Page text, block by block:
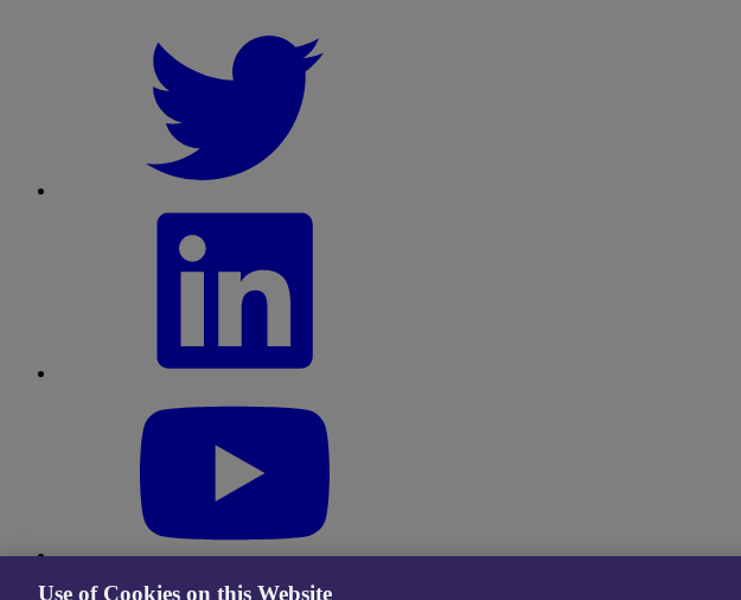
Condiciones de Uso|Privacy Center
Use of Cookies on this Website